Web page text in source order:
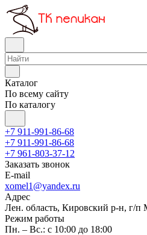
Каталог
По всему сайту
По каталогу
+7 911-991-86-68
+7 911-991-86-68
+7 961-803-37-12
Заказать звонок
E-mail
xomel1@yandex.ru
Адрес
Лен. область, Кировский р-н, г/п
Режим работы
Пн. – Вс.: с 10:00 до 18:00